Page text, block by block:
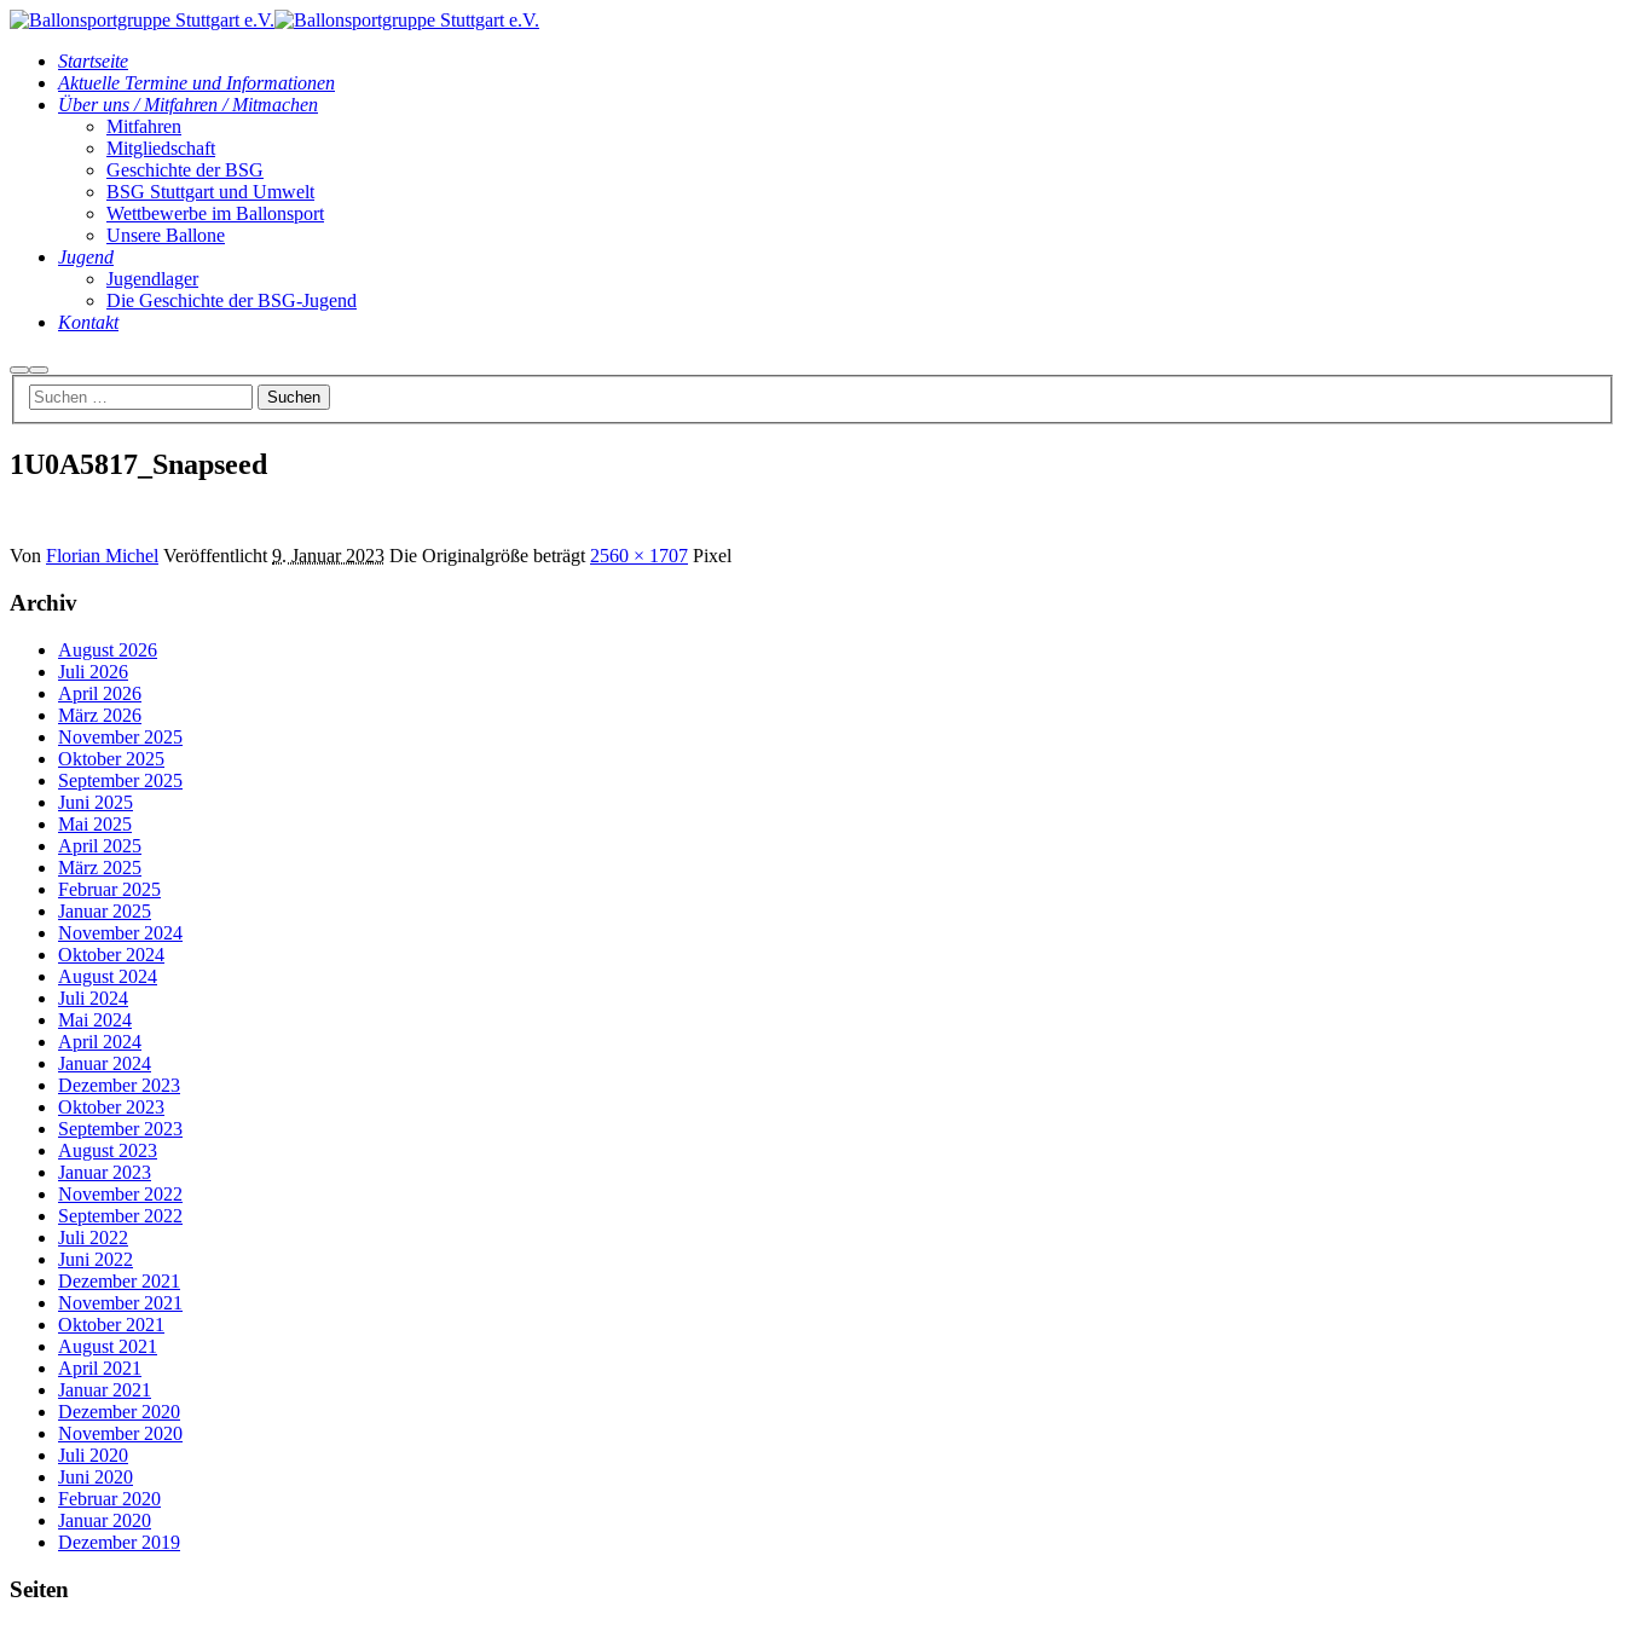
Startseite
Aktuelle Termine und Informationen
Über uns / Mitfahren / Mitmachen
Mitfahren
Mitgliedschaft
Geschichte der BSG
BSG Stuttgart und Umwelt
Wettbewerbe im Ballonsport
Unsere Ballone
Jugend
Jugendlager
Die Geschichte der BSG-Jugend
Kontakt
Suchen
Hauptmenü
1U0A5817_Snapseed
Von Florian Michel Veröffentlicht9. Januar 2023 Die Originalgröße beträgt2560 × 1707 Pixel
Archiv
August 2026
Juli 2026
April 2026
März 2026
November 2025
Oktober 2025
September 2025
Juni 2025
Mai 2025
April 2025
März 2025
Februar 2025
Januar 2025
November 2024
Oktober 2024
August 2024
Juli 2024
Mai 2024
April 2024
Januar 2024
Dezember 2023
Oktober 2023
September 2023
August 2023
Januar 2023
November 2022
September 2022
Juli 2022
Juni 2022
Dezember 2021
November 2021
Oktober 2021
August 2021
April 2021
Januar 2021
Dezember 2020
November 2020
Juli 2020
Juni 2020
Februar 2020
Januar 2020
Dezember 2019
Seiten